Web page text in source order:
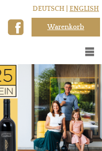
DEUTSCH | ENGLISH
Warenkorb